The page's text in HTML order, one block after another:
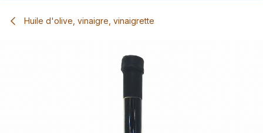
Huile d'olive, vinaigre, vinaigrette